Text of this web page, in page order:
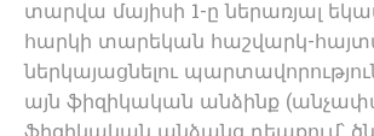
տարվա մայիսի 1-ը ներառյալ
հարկի տարեկան հաշվարկ-
ներկայացնելու
այն ֆիզիկական անձինք